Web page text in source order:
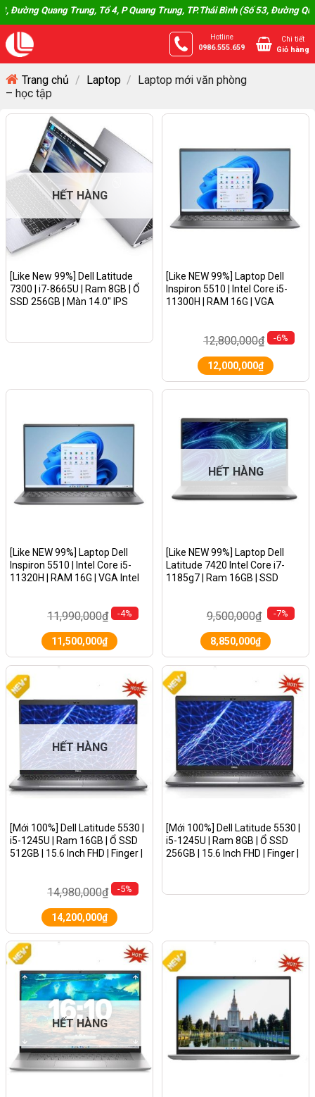
Skip
to
content
Quang Trung, Tổ 4, P Quang Trung, TP.Thái Bình (Số 53, Đường Quang
Hotline
0986.555.659
Chi tiết
Giỏ hàng
Trang chủ / Laptop / Laptop mới văn phòng
– học tập
HẾT HÀNG
[Like New 99%] Dell Latitude
7300 | i7-8665U | Ram 8GB | Ổ
SSD 256GB | Màn 14.0″ IPS
-6%
[Like NEW 99%] Laptop Dell
Inspiron 5510 | Intel Core i5-
11300H | RAM 16G | VGA
12,000,000₫
12,800,000₫
-4%
[Like NEW 99%] Laptop Dell
Inspiron 5510 | Intel Core i5-
11320H | RAM 16G | VGA Intel
11,500,000₫
11,990,000₫ -7%
HẾT HÀNG
[Like NEW 99%] Laptop Dell
Latitude 7420 Intel Core i7-
1185g7 | Ram 16GB | SSD
8,850,000₫
9,500,000₫
-5%
HẾT HÀNG
[Mới 100%] Dell Latitude 5530 |
i5-1245U | Ram 16GB | Ổ SSD
512GB | 15.6 Inch FHD | Finger |
14,200,000₫
14,980,000₫
[Mới 100%] Dell Latitude 5530 |
i5-1245U | Ram 8GB | Ổ SSD
256GB | 15.6 Inch FHD | Finger |
HẾT HÀNG